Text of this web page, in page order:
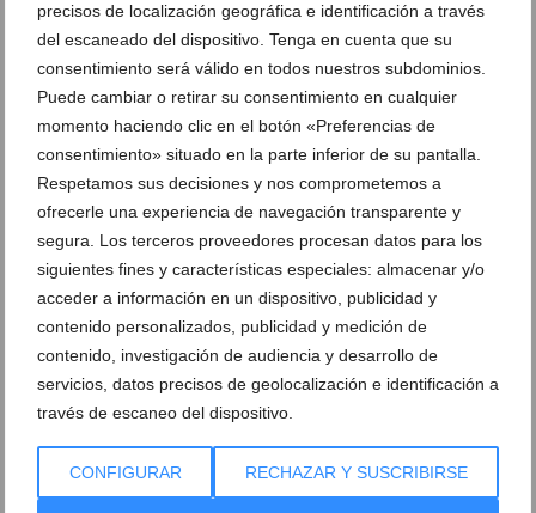
precisos de localización geográfica e identificación a través
del escaneado del dispositivo. Tenga en cuenta que su
consentimiento será válido en todos nuestros subdominios.
Puede cambiar o retirar su consentimiento en cualquier
momento haciendo clic en el botón «Preferencias de
consentimiento» situado en la parte inferior de su pantalla.
Respetamos sus decisiones y nos comprometemos a
ofrecerle una experiencia de navegación transparente y
segura. Los terceros proveedores procesan datos para los
siguientes fines y características especiales: almacenar y/o
acceder a información en un dispositivo, publicidad y
contenido personalizados, publicidad y medición de
contenido, investigación de audiencia y desarrollo de
servicios, datos precisos de geolocalización e identificación a
través de escaneo del dispositivo.
CONFIGURAR RECHAZAR Y SUSCRIBIRSE
¿Sabías que puedes pagar menos por tus seguros?
Descubre cómo con Seguros Baidal
12 de marzo de 2026